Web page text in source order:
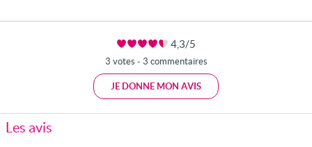
4,3/5
3 votes - 3 commentaires
JE DONNE MON AVIS
Les avis